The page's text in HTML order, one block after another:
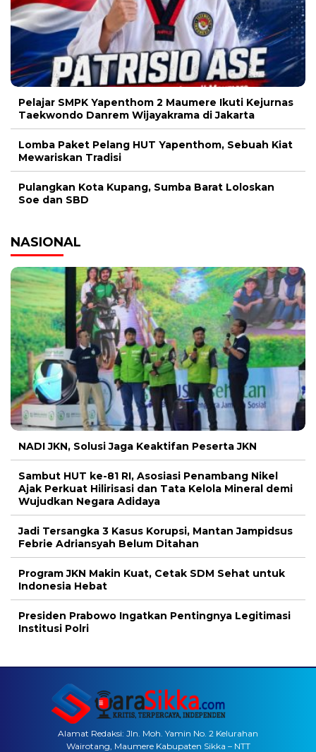
Pelajar SMPK Yapenthom 2 Maumere Ikuti Kejurnas
Taekwondo Danrem Wijayakrama di Jakarta
Lomba Paket Pelang HUT Yapenthom, Sebuah Kiat
Mewariskan Tradisi
Pulangkan Kota Kupang, Sumba Barat Loloskan
Soe dan SBD
NASIONAL
NADI JKN, Solusi Jaga Keaktifan Peserta JKN
Sambut HUT ke-81 RI, Asosiasi Penambang Nikel
Ajak Perkuat Hilirisasi dan Tata Kelola Mineral demi
Wujudkan Negara Adidaya
Jadi Tersangka 3 Kasus Korupsi, Mantan Jampidsus
Febrie Adriansyah Belum Ditahan
Program JKN Makin Kuat, Cetak SDM Sehat untuk
Indonesia Hebat
Presiden Prabowo Ingatkan Pentingnya Legitimasi
Institusi Polri
Alamat Redaksi: Jln. Moh. Yamin No. 2 Kelurahan
Wairotang, Maumere Kabupaten Sikka – NTT